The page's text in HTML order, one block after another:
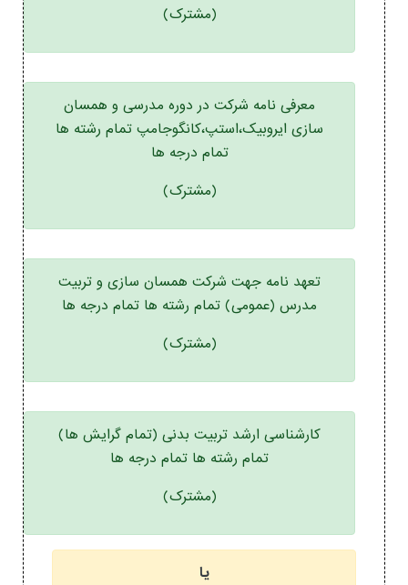
(مشترک)
معرفی نامه شرکت در دوره مدرسی و همسان
سازی ایروبیک،استپ،کانگوجامپ تمام رشته ها
تمام درجه ها
(مشترک)
تعهد نامه جهت شرکت همسان سازی و تربیت
مدرس (عمومی) تمام رشته ها تمام درجه ها
(مشترک)
کارشناسی ارشد تربیت بدنی (تمام گرایش ها)
تمام رشته ها تمام درجه ها
(مشترک)
یا